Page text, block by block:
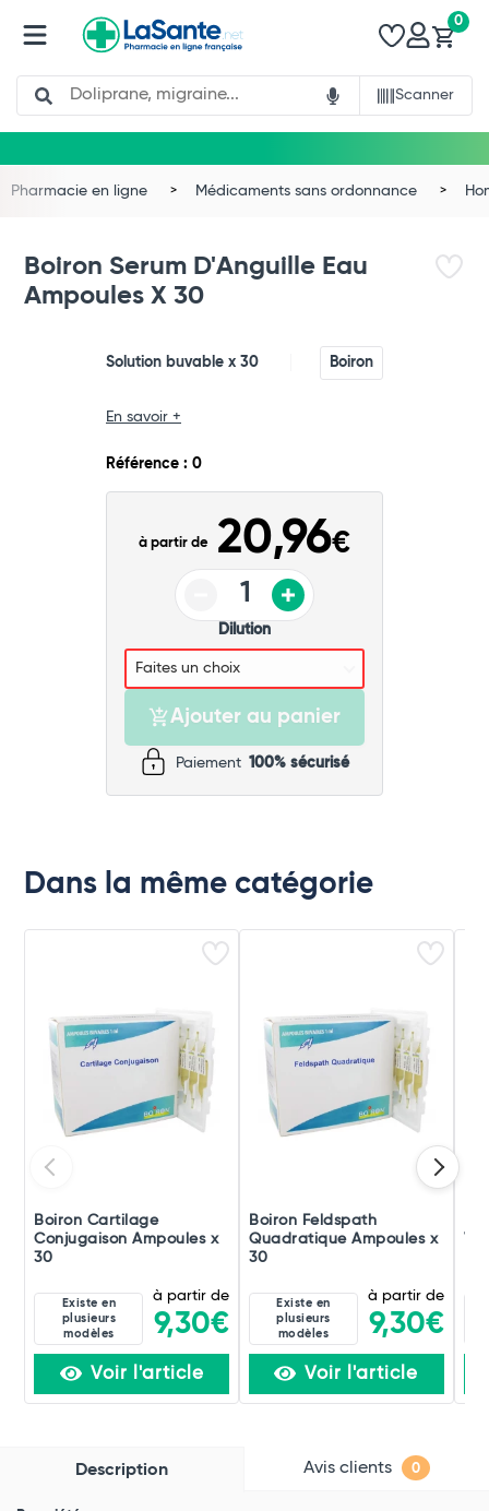
Search
Scanner
0
Commander
Pharmacie en ligne Médicaments sans ordonnance
Boiron Serum D'Anguille Eau
Ampoules X 30
Solution buvable x 30 Boiron
En savoir +
Référence : 0
à partir de 20,96€
Dilution
Ajouter au panier
Paiement 100% sécurisé
Dans la même catégorie
Boiron Cartilage
Conjugaison Ampoules x
30
Existe en
plusieurs
modèles
à partir de
9,30€
Voir l'article
Boiron Feldspath
Quadratique Ampoules x
30
Existe en
plusieurs
modèles
à partir de
9,30€
Voir l'article
Description Avis clients 0